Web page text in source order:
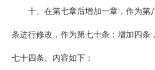
十、在第七章后增加一章，作为第
条进行修改，作为第七十条；增加四条
七十四条。内容如下：